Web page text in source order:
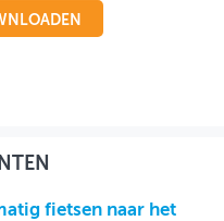
fietsen naar het